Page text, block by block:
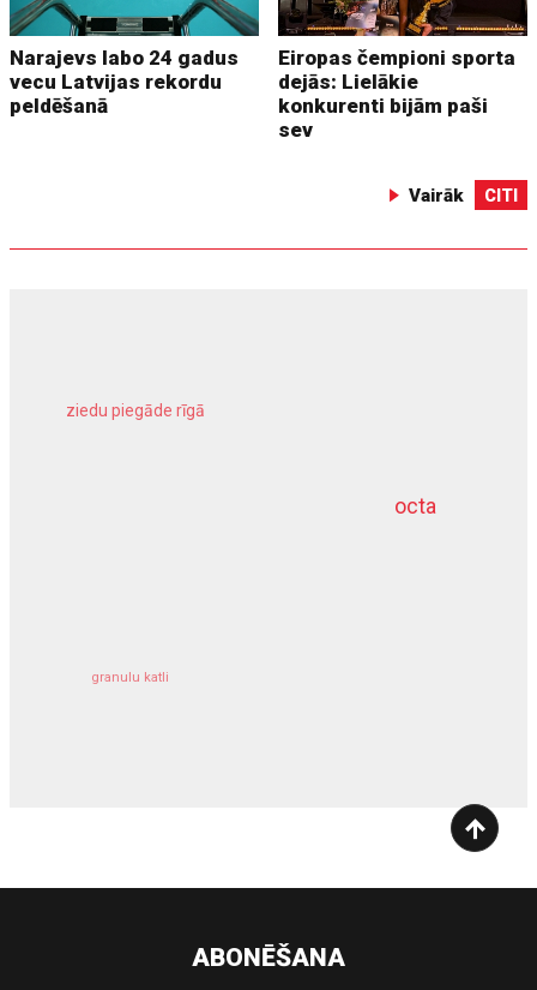
Narajevs labo 24 gadus
vecu Latvijas rekordu
peldēšanā
Eiropas čempioni sporta
dejās: Lielākie
konkurenti bijām paši
sev
Vairāk CITI
octa
ziedu piegāde rīgā
granulu katli
dziļurbums
ABONĒŠANA